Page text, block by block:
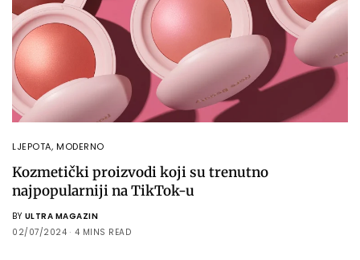
LJEPOTA, MODERNO
Kozmetički proizvodi koji su trenutno
najpopularniji na TikTok-u
BY ULTRA MAGAZIN
02/07/2024
4 MINS READ